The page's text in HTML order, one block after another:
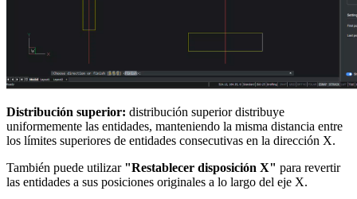
Distribución superior: distribución superior distribuye
uniformemente las entidades, manteniendo la misma distancia entre
los límites superiores de entidades consecutivas en la dirección X.
También puede utilizar "Restablecer disposición X" para revertir
las entidades a sus posiciones originales a lo largo del eje X.